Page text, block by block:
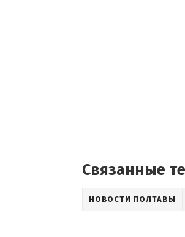
Связанные
НОВОСТИ ПОЛТАВЫ